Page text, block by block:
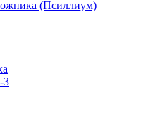
(Псиллиум)
3